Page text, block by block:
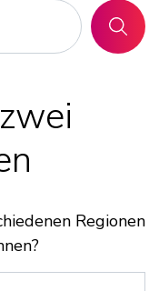
SUCHEN
Regionen